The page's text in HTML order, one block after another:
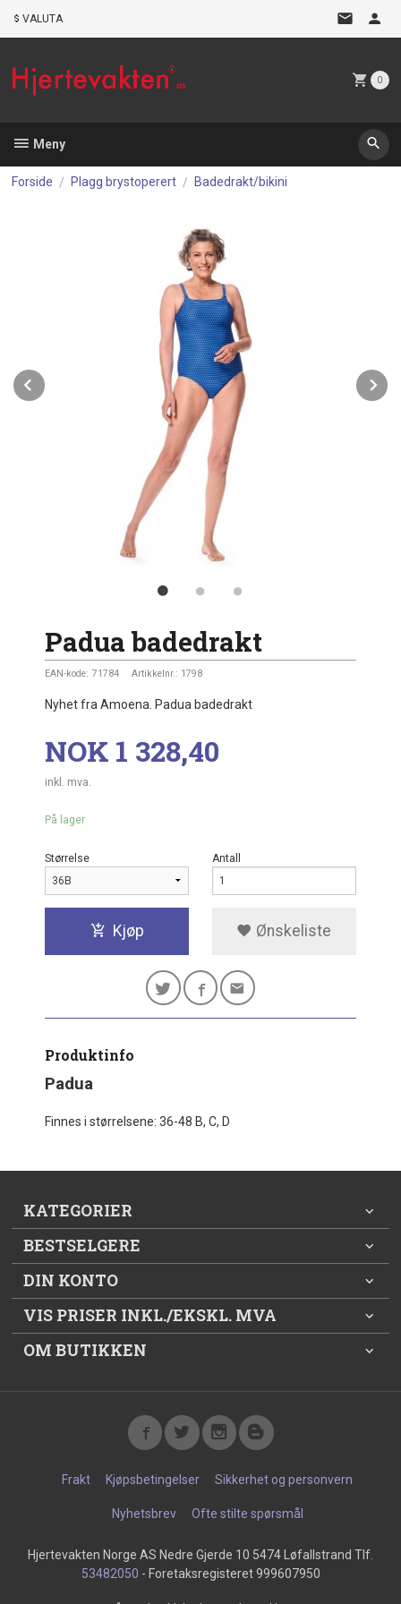
VALUTA
0
Meny
Forside Plagg brystoperert Badedrakt/bikini
Prev
Padua badedrakt
EAN-kode: 71784 Artikkelnr.: 1798
Nyhet fra Amoena. Padua badedrakt
Pris
NOK 1 328,40
inkl. mva.
På lager
Størrelse Antall
Kjøp Ønskeliste
Produktinfo
Padua
Finnes i størrelsene: 36-48 B, C, D
KATEGORIER
BESTSELGERE
DIN KONTO
VIS PRISER INKL./EKSKL. MVA
OM BUTIKKEN
Frakt Kjøpsbetingelser Sikkerhet og personvern
Nyhetsbrev Ofte stilte spørsmål
Hjertevakten Norge AS Nedre Gjerde 10 5474 Løfallstrand Tlf.
53482050 - Foretaksregisteret 999607950